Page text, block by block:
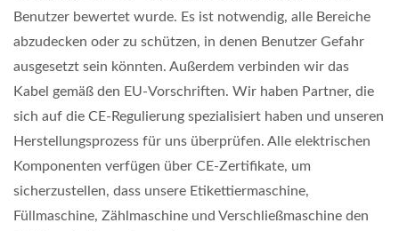
Benutzer bewertet wurde. Es ist notwendig, alle Bereiche
abzudecken oder zu schützen, in denen Benutzer Gefahr
ausgesetzt sein könnten. Außerdem verbinden wir das
Kabel gemäß den EU-Vorschriften. Wir haben Partner, die
sich auf die CE-Regulierung spezialisiert haben und unseren
Herstellungsprozess für uns überprüfen. Alle elektrischen
Komponenten verfügen über CE-Zertifikate, um
sicherzustellen, dass unsere Etikettiermaschine,
Füllmaschine, Zählmaschine und Verschließmaschine den